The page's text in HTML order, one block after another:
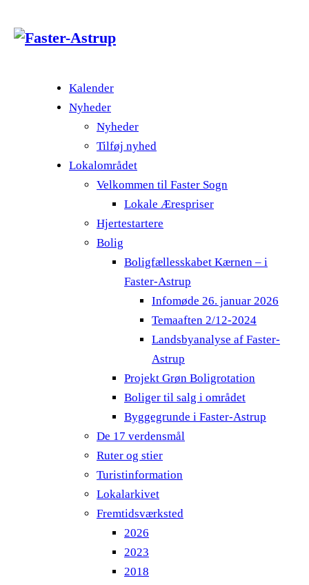
Kalender
Nyheder
Nyheder
Tilføj nyhed
Lokalområdet
Velkommen til Faster Sogn
Lokale Ærespriser
Hjertestartere
Bolig
Boligfællesskabet Kærnen – i
Faster-Astrup
Infomøde 26. januar 2026
Temaaften 2/12-2024
Landsbyanalyse af Faster-
Astrup
Projekt Grøn Boligrotation
Boliger til salg i området
Byggegrunde i Faster-Astrup
De 17 verdensmål
Ruter og stier
Turistinformation
Lokalarkivet
Fremtidsværksted
2026
2023
2018